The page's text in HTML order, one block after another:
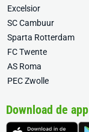
Excelsior
SC Cambuur
Sparta Rotterdam
FC Twente
AS Roma
PEC Zwolle
Download de app